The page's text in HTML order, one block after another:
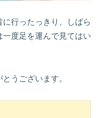
行ったっきり、しばら
一度足を運んで見てはい
うございます。